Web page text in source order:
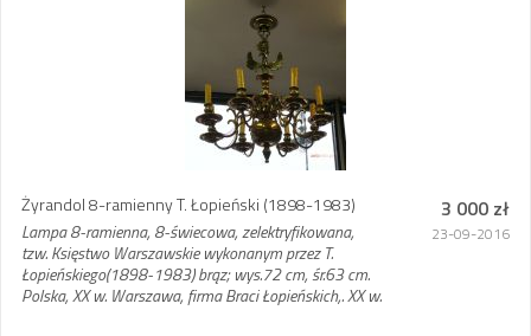
Żyrandol 8-ramienny T. Łopieński (1898-1983)
Lampa 8-ramienna, 8-świecowa, zelektryfikowana,
tzw. Księstwo Warszawskie wykonanym przez T.
Łopieńskiego(1898-1983) brąz; wys.72 cm, śr.63 cm.
Polska, XX w. Warszawa, firma Braci Łopieńskich,. XX w.
3 000 zł
23-09-2016